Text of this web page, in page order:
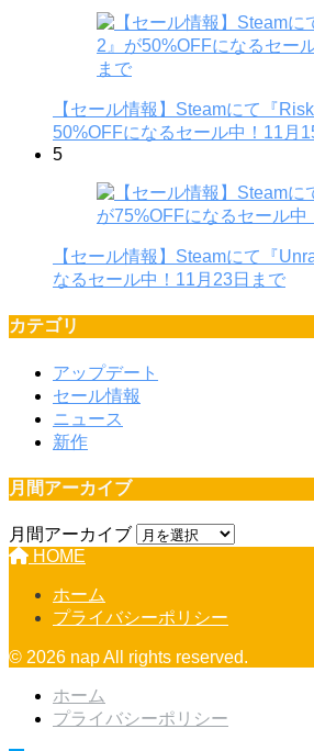
【セール情報】Steamにて『
50%OFFになるセール中！11月
5
【セール情報】Steamにて『
なるセール中！11月23日まで
カテゴリ
アップデート
セール情報
ニュース
新作
月間アーカイブ
月間アーカイブ
HOME
ホーム
プライバシーポリシー
© 2026 nap All rights reserved.
ホーム
プライバシーポリシー